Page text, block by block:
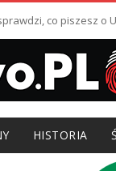
co piszesz o
HISTORIA